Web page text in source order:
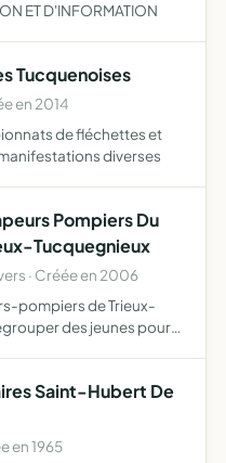
ET D'INFORMATION
Tucquenoises
en 2014
de fléchettes et
diverses
Pompiers Du
Tucquegnieux
· Créée en 2006
pompiers de Trieux-
des jeunes pour
Saint-Hubert De
en 1965